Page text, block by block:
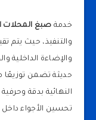
خدمة صبغ المحلات
والتنفيذ، حيث يتم
والإضاءة الداخلية
حديثة تضمن توزيعًا
النهائية بدقة
تحسين الأجواء